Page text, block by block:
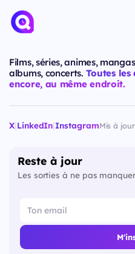
Films, séries, animes,
albums, concerts. Toutes
encore, au même endroit.
X|LinkedIn|InstagramMis à
Reste à jour
Les sorties à ne pas